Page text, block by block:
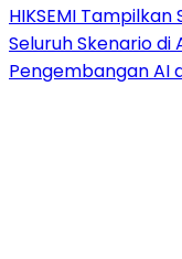
HIKSEMI
Seluruh Skenario di
Pengembangan AI